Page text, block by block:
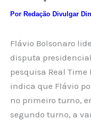
Por Redação Divulgar
Flávio Bolsonaro
disputa
pesquisa Real
indica que Flávio
no primeiro turno,
segundo turno, a